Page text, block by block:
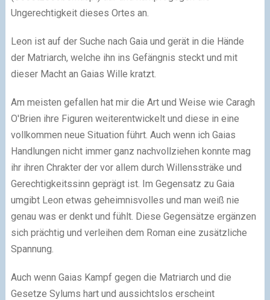
Ungerechtigkeit dieses Ortes an.
Leon ist auf der Suche nach Gaia und gerät in die Hände
der Matriarch, welche ihn ins Gefängnis steckt und mit
dieser Macht an Gaias Wille kratzt.
Am meisten gefallen hat mir die Art und Weise wie Caragh
O'Brien ihre Figuren weiterentwickelt und diese in eine
vollkommen neue Situation führt. Auch wenn ich Gaias
Handlungen nicht immer ganz nachvollziehen konnte mag
ihr ihren Chrakter der vor allem durch Willenssträke und
Gerechtigkeitssinn geprägt ist. Im Gegensatz zu Gaia
umgibt Leon etwas geheimnisvolles und man weiß nie
genau was er denkt und fühlt. Diese Gegensätze ergänzen
sich prächtig und verleihen dem Roman eine zusätzliche
Spannung.
Auch wenn Gaias Kampf gegen die Matriarch und die
Gesetze Sylums hart und aussichtslos erscheint